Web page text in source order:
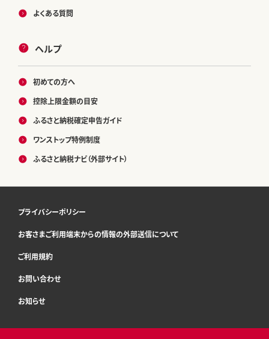
よくある質問
ヘルプ
初めての方へ
控除上限金額の目安
ふるさと納税確定申告ガイド
ワンストップ特例制度
ふるさと納税ナビ（外部サイト）
プライバシーポリシー
お客さまご利用端末からの情報の外部送信について
ご利用規約
お問い合わせ
お知らせ